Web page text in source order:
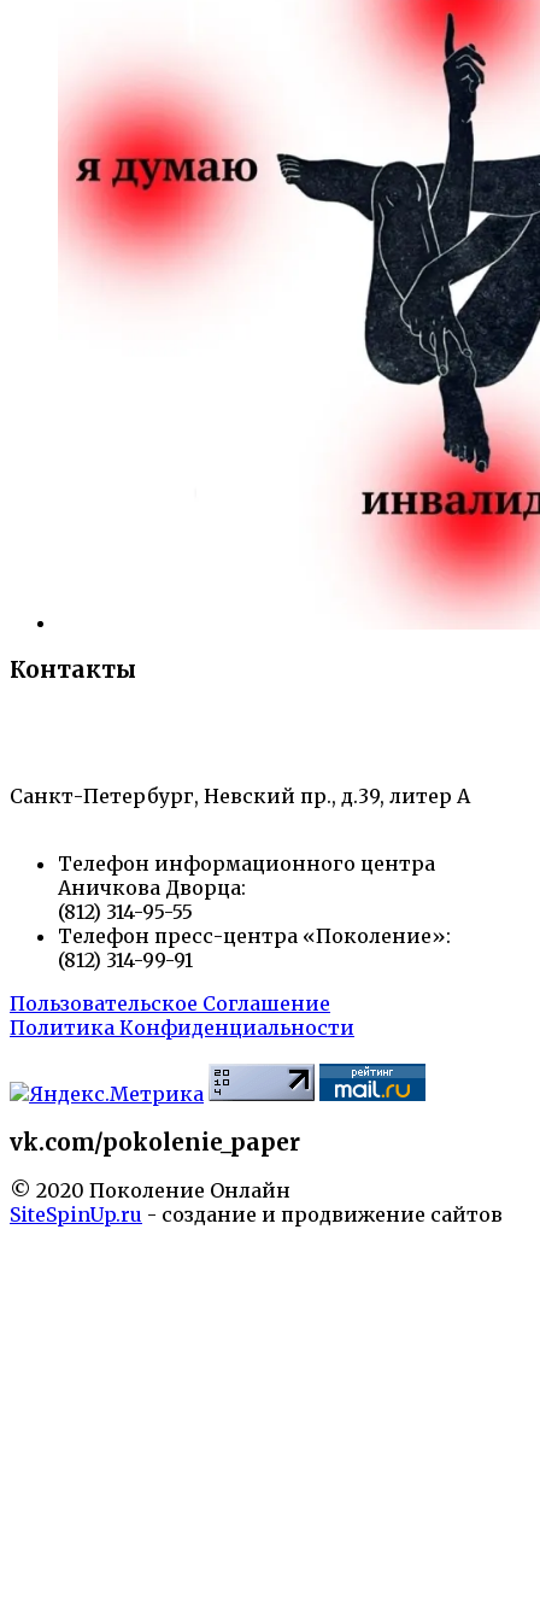
Контакты
Санкт-Петербург, Невский пр., д.39, литер А
Телефон информационного центра
Аничкова Дворца:
(812) 314-95-55
Телефон пресс-центра «Поколение»:
(812) 314-99-91
Пользовательское Соглашение
Политика Конфиденциальности
vk.com/pokolenie_paper
© 2020 Поколение Онлайн
SiteSpinUp.ru - создание и продвижение сайтов